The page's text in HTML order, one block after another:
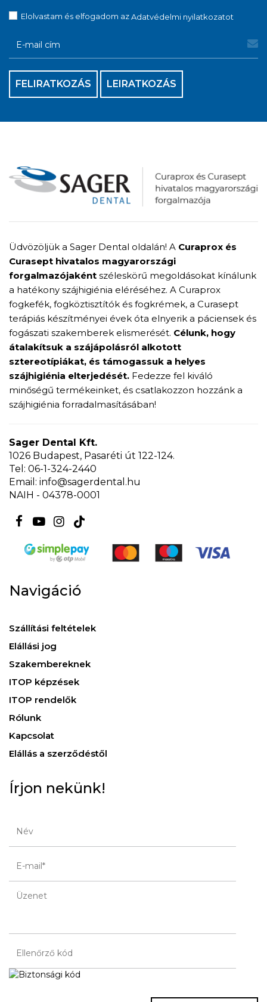
Elolvastam és elfogadom azAdatvédelmi nyilatkozatot
FELIRATKOZÁS LEIRATKOZÁS
Üdvözöljük a Sager Dental oldalán! A Curaprox és
Curasept hivatalos magyarországi
forgalmazójaként széleskörű megoldásokat kínálunk
a hatékony szájhigiénia eléréséhez. A Curaprox
fogkefék, fogköztisztítók és fogkrémek, a Curasept
terápiás készítményei évek óta elnyerik a páciensek és
fogászati szakemberek elismerését. Célunk, hogy
átalakítsuk a szájápolásról alkotott
sztereotípiákat, és támogassuk a helyes
szájhigiénia elterjedését. Fedezze fel kiváló
minőségű termékeinket, és csatlakozzon hozzánk a
szájhigiénia forradalmasításában!
Sager Dental Kft.
1026 Budapest, Pasaréti út 122-124.
Tel: 06-1-324-2440
Email: info@sagerdental.hu
NAIH - 04378-0001
Navigáció
Szállítási feltételek
Elállási jog
Szakembereknek
ITOP képzések
ITOP rendelők
Rólunk
Kapcsolat
Elállás a szerződéstől
Írjon nekünk!